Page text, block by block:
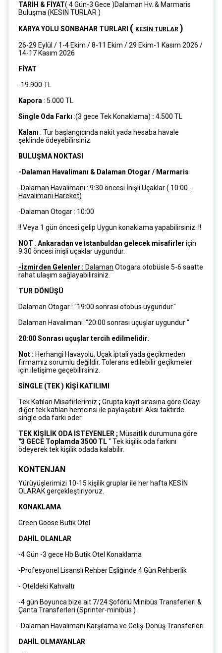
TARİH & FİYAT( 4 Gün-3 Gece )Dalaman Hv. & Marmaris
Buluşma (KESİN TURLAR )
KARYA YOLU SONBAHAR TURLARI ( KESİN TURLAR )
26-29 Eylül / 1-4 Ekim / 8-11 Ekim / 29 Ekim-1 Kasım 2026 /
14-17 Kasım 2026
FİYAT
-19.900 TL
Kapora: 5.000 TL
Single Oda Farkı :(3 gece Tek Konaklama) : 4.500 TL
Kalanı : Tur başlangıcında nakit yada hesaba havale
şeklinde ödeyebilirsiniz.
BULUŞMA NOKTASI
-Dalaman Havalimanı & Dalaman Otogar / Marmaris
-Dalaman Havalimanı : 9:30 öncesi İnişli Uçaklar ( 10:00 -
Havalimanı Hareket)
-Dalaman Otogar : 10:00
!! Veya 1 gün öncesi gelip Uygun konaklama yapabilirsiniz. !!
NOT : Ankaradan ve İstanbuldan gelecek misafirler için
9:30 öncesi inişli uçaklar uygundur.
-İzmirden Gelenler : Dalaman Otogara otobüsle 5-6 saatte
rahat ulaşım sağlayabilirsiniz.
TUR DÖNÜŞÜ
Dalaman Otogar : "19:00 sonrası otobüs uygundur."
Dalaman Havalimanı :"20:00 sonrası uçuşlar uygundur "
20:00 Sonrası uçuşlar tercih edilmelidir.
Not : Herhangi Havayolu, Uçak iptali yada geçikmeden
firmamız sorumlu değildir. Tolerans edilebilir geçikmeler
için iletişime geçebilirsiniz.
SİNGLE (TEK ) KİŞİ KATILIMI
Tek Katılan Misafirlerimiz ; Grupta kayıt sırasına göre Odayı
diğer tek katılan hemcinsi ile paylaşabilir. Aksi taktirde
single oda farkı öder.
TEK KİŞİLİK ODA İSTEYENLER ; Müsaitlik durumuna göre
"3 GECE Toplamda 3500 TL" Tek kişilik oda farkını
ödeyerek tek kişilik odada kalabilir.
KONTENJAN
Yürüyüşlerimizi 10-15 kişilik gruplar ile her hafta KESİN
OLARAK gerçekleştiriyoruz.
KONAKLAMA
Green Goose Butik Otel
DAHİL OLANLAR
-4 Gün -3 gece Hb Butik Otel Konaklama
-Profesyonel Lisanslı Rehber Eşliğinde 4 Gün Rehberlik
- Oteldeki Kahvaltı
-4 gün Boyunca bize ait 7/24 Şoförlü Minibüs Transferleri &
Çanta Transferleri (Sprinter-minibüs )
-Dalaman Havalimanı Karşılama ve Geliş-Dönüş Transferleri
DAHİL OLMAYANLAR